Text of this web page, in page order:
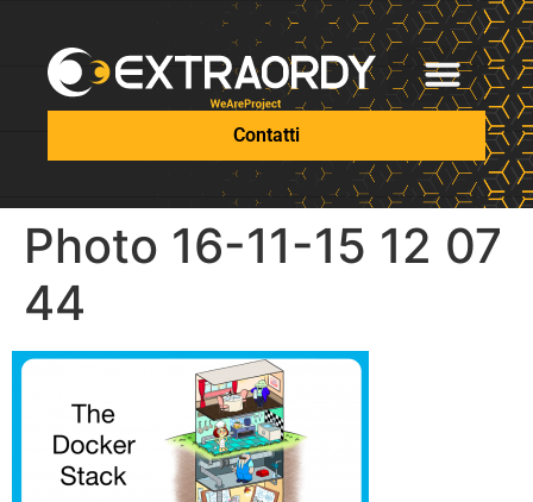
Contatti
Photo 16-11-15 12 07
44